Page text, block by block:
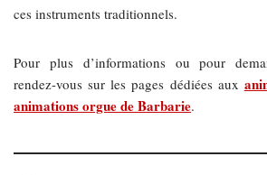
ces instruments traditionnels.
Pour plus d’informations ou pour
rendez-vous sur les pages dédiées aux
animations orgue de Barbarie.